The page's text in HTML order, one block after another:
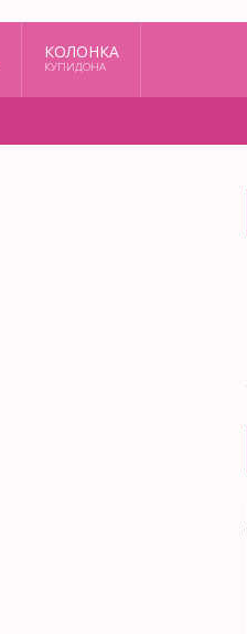
КОЛОНКА
КУПИДОНА